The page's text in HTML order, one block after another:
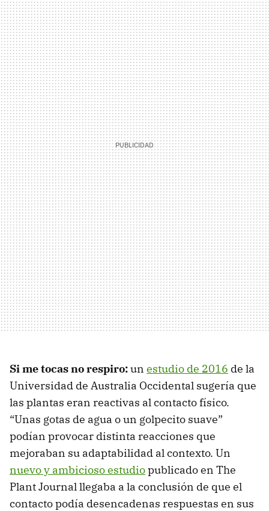
Si me tocas no respiro:un estudio de 2016 de la
Universidad de Australia Occidental sugería que
las plantas eran reactivas al contacto físico.
“Unas gotas de agua o un golpecito suave”
podían provocar distinta reacciones que
mejoraban su adaptabilidad al contexto. Un
nuevo y ambicioso estudiopublicado en The
Plant Journal llegaba a la conclusión de que el
contacto podía desencadenas respuestas en sus